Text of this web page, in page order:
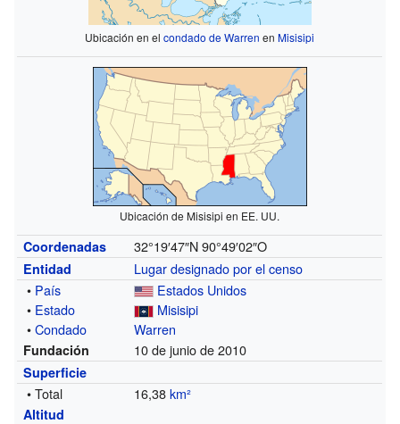
Ubicación en elcondado de Warren enMisisipi
Ubicación de Misisipi en EE. UU.
Coordenadas 32°19′47″N 90°49′02″O
Entidad
Lugar designado por el censo
• País
Estados Unidos
• Estado
Misisipi
•Condado Warren
Fundación 10 de junio de 2010
Superficie
• Total 16,38km²
Altitud